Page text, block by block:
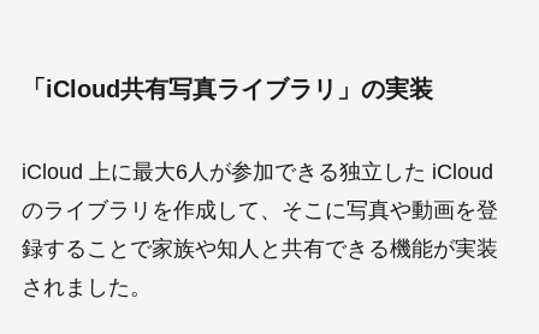
「iCloud共有写真ライブラリ」の実装
iCloud 上に最大6人が参加できる独立した iCloud
のライブラリを作成して、そこに写真や動画を登
録することで家族や知人と共有できる機能が実装
されました。